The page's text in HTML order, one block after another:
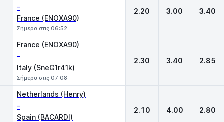
-
France (ENOXA90)
Σήμερα στις 06:52
2.20 3.00 3.40
France (ENOXA90)
-
Italy (SneG1r41k)
Σήμερα στις 07:08
2.30 3.40 2.85
Netherlands (Henry)
-
Spain (BACARDI)
2.10 4.00 2.80